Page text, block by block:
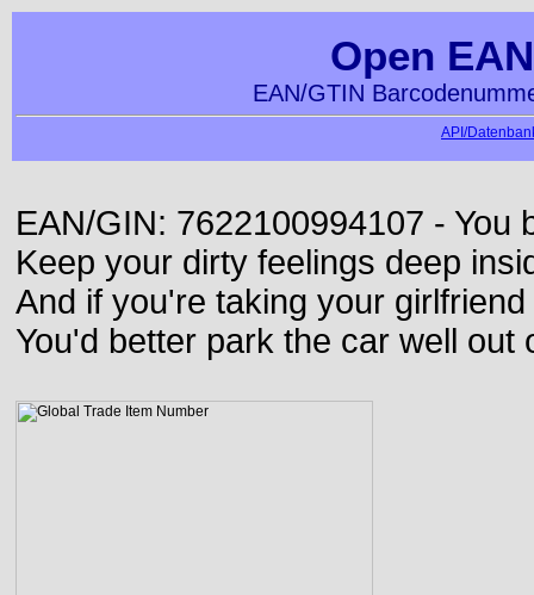
Open
EAN/GTIN
API/
EAN/GIN: 7622100994107 - You
Keep your dirty feelings deep
And if you're taking your
You'd better park the car well out